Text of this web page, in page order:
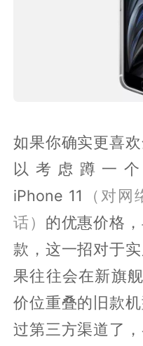
如果你确实更喜
以考虑蹲一个
iPhone 11
（对
话） 的优惠价格
款，这一招对于
果往往会在新旗
价位重叠的旧款
过第三方渠道了